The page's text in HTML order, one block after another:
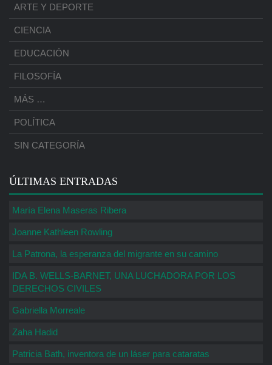
ARTE Y DEPORTE
CIENCIA
EDUCACIÓN
FILOSOFÍA
MÁS …
POLÍTICA
SIN CATEGORÍA
ÚLTIMAS ENTRADAS
María Elena Maseras Ribera
Joanne Kathleen Rowling
La Patrona, la esperanza del migrante en su camino
IDA B. WELLS-BARNET, UNA LUCHADORA POR LOS
DERECHOS CIVILES
Gabriella Morreale
Zaha Hadid
Patricia Bath, inventora de un láser para cataratas